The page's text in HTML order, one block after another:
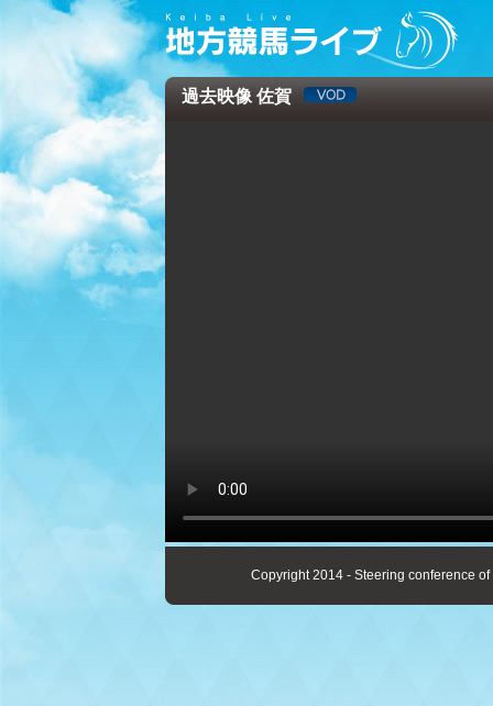
過去映像 佐賀
Copyright 2014 - Steering conference